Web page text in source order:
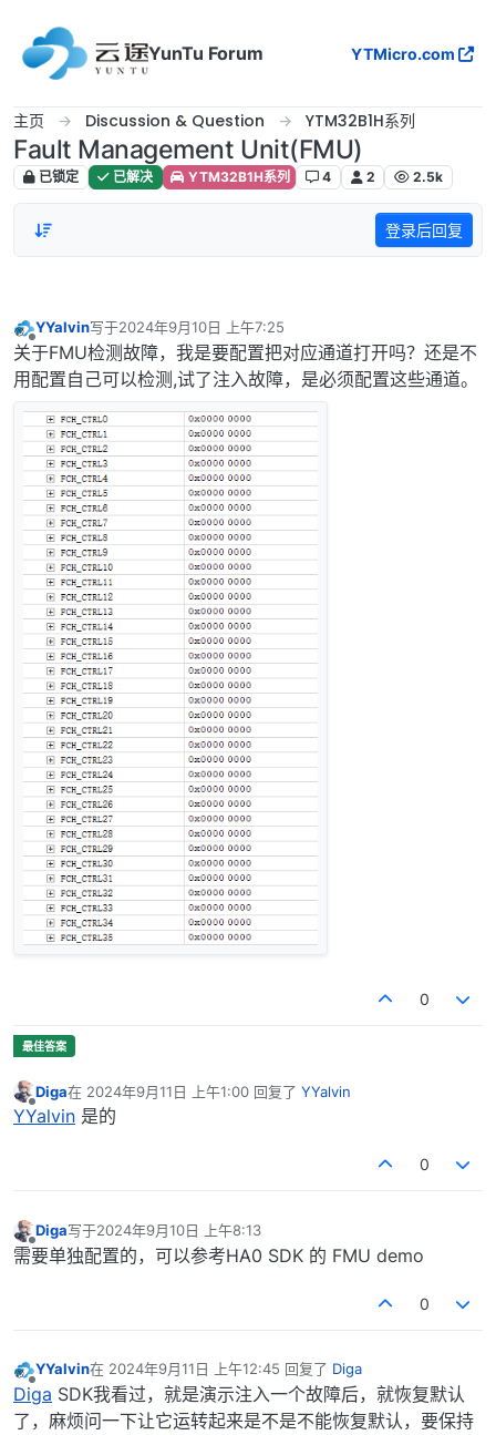
YunTu Forum
YTMicro.com
主页 Discussion & Question YTM32B1H系列
Fault Management Unit(FMU)
已锁定 已解决 YTM32B1H系列 4 2 2.5k
登录后回复
离线
YYalvin写于2024年9月10日 上午7:25
最后由 编辑
关于FMU检测故障，我是要配置把对应通道打开吗？还是不
用配置自己可以检测,试了注入故障，是必须配置这些通道。
0
离线
Diga在 2024年9月11日 上午1:00 回复了 YYalvin
最后由 编辑
YYalvin 是的
0
离线
Diga写于2024年9月10日 上午8:13
最后由 编辑
需要单独配置的，可以参考HA0 SDK 的 FMU demo
0
离线
YYalvin在 2024年9月11日 上午12:45 回复了 Diga
最后由 编辑
Diga SDK我看过，就是演示注入一个故障后，就恢复默认
了，麻烦问一下让它运转起来是不是不能恢复默认，要保持